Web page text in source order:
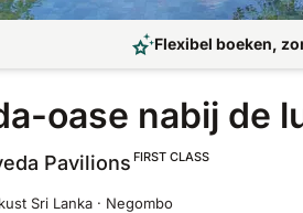
Flexibel boeken,
oase nabij de
Pavilions FIRST CLASS
Sri Lanka · Negombo